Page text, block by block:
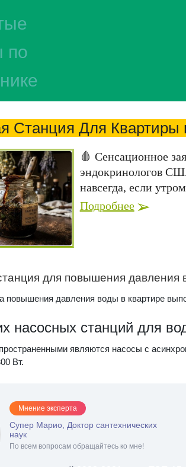
Станция Для
🩸 Сенсационное
эндокринологов
навсегда, если
Подробнее
для повышения
повышения давления воды в квартире
насосных станций для
являются насосы с
Вт.
Мнение эксперта
Супер Марио, Доктор сантехнических
наук
По всем вопросам обращайтесь ко мне!